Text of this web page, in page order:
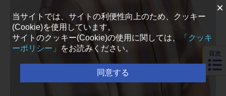
目次
×
当サイトでは、サイトの利便性向上のため、クッキー
(Cookie)を使用しています。
サイトのクッキー(Cookie)の使用に関しては、
「クッキ
ーポリシー」
をお読みください。
同意する